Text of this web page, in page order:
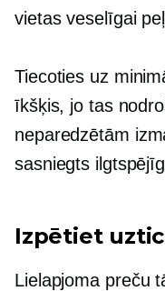
vietas veselīgai
Tiecoties uz
īkšķis, jo tas
neparedzētām
sasniegts
Izpētiet
Lielapjoma preču